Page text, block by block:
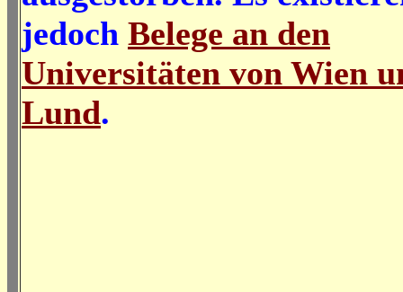
jedoch Belege an den
Universitäten von Wien
Lund.